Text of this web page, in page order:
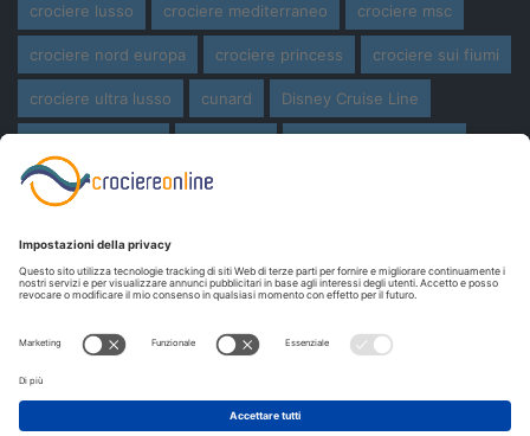
crociere lusso crociere mediterraneo crociere msc
crociere nord europa crociere princess crociere sui fiumi
crociere ultra lusso cunard Disney Cruise Line
giro del mondo miami
oceania cruises Pasqua Pasqua in crociera
Silversea viaggio di nozze